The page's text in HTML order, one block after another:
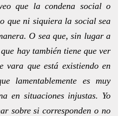
que la condena social o
que ni siquiera la social sea
O sea que, sin lugar a
hay también tiene que ver
vara que está existiendo en
lamentablemente es muy
en situaciones injustas. Yo
sobre si corresponden o no